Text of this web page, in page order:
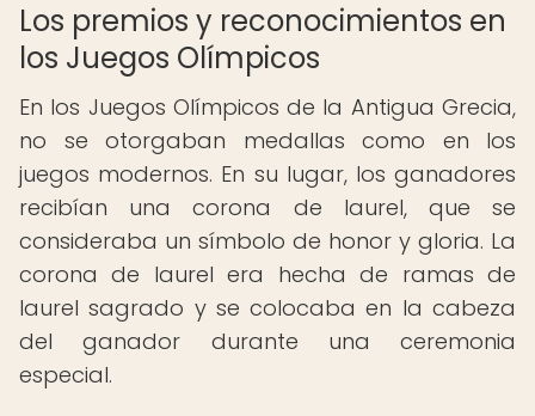
Los premios y reconocimientos en
los Juegos Olímpicos
En los Juegos Olímpicos de la Antigua Grecia,
no se otorgaban medallas como en los
juegos modernos. En su lugar, los ganadores
recibían una corona de laurel, que se
consideraba un símbolo de honor y gloria. La
corona de laurel era hecha de ramas de
laurel sagrado y se colocaba en la cabeza
del ganador durante una ceremonia
especial.